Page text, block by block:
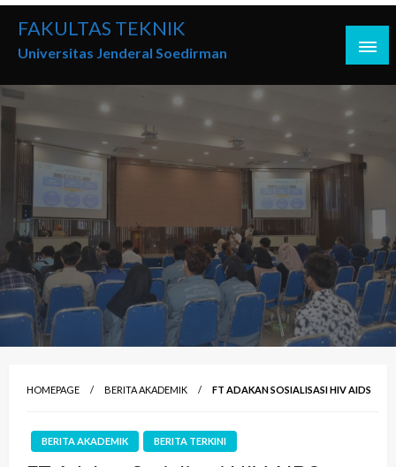
Skip
content
FAKULTAS TEKNIK
Universitas Jenderal Soedirman
HOMEPAGE BERITA AKADEMIK FT ADAKAN SOSIALISASI HIV AIDS
BERITA AKADEMIK BERITA TERKINI